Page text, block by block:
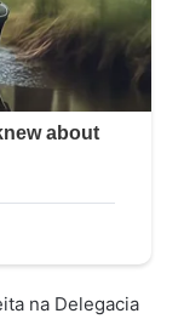
na Delegacia